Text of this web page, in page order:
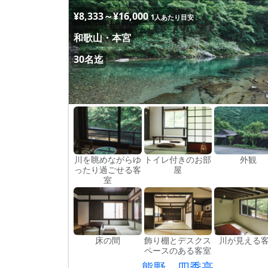
¥8,333～¥16,000 1人あたり目安
和歌山・本宮
30名迄
川を眺めながらゆ
ったり過ごせる客
室
トイレ付きのお部
屋
外観
床の間
飾り棚とデスクス
ペースのある客室
川が見える